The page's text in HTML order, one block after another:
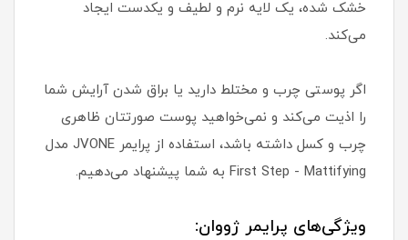
خشک شده، یک لایه نرم و لطیف و یکدست ایجاد
می‌کند.
اگر پوستی چرب و مختلط دارید یا براق شدن آرایش شما
را اذیت می‌کند و نمی‌خواهید پوست صورتتان ظاهری
چرب و کسل داشته باشد، استفاده از پرایمر JVONE مدل
First Step - Mattifying به شما پیشنهاد می‌دهیم.
ویژگی‌های پرایمر ژووان: